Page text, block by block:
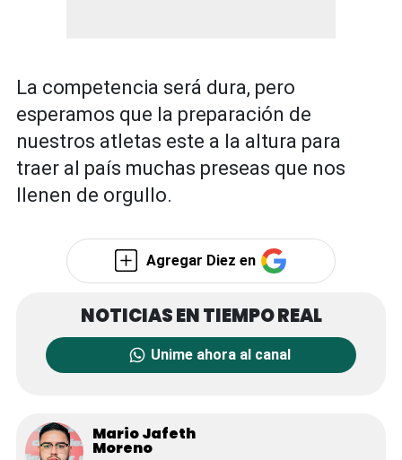
La competencia será dura, pero
esperamos que la preparación de
nuestros atletas este a la altura para
traer al país muchas preseas que nos
llenen de orgullo.
Agregar Diez en
Unime ahora al canal
Mario Jafeth
Moreno